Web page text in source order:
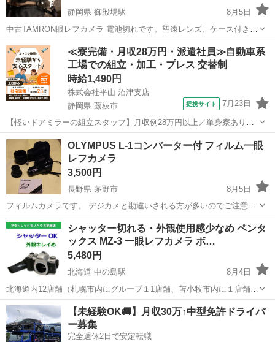
静岡県 御殿場駅
8月5日
中古TAMRON眼レフカメラ 電池切れです。望遠レンズ、ケース付きで
す。 こちらはフィルムカメラです。 その他特徴...ジャンク
静岡 御殿場市 御殿場駅 カメラ ジャンク品
≪寮完備・月収28万円・派遣社員≫自動車系
工場での組立・加工・プレス 交替制
時給1,490円
株式会社平山 沼津支店
静岡県 藤枝市
提携サイト 7月23日
【軽いドアミラーの組立スタッフ】月収例28万円以上／単身寮あり／
年間休日121日／初めてさんも安心のカンタン作業 【未経験歓迎】軽
いドアミラーの組立スタッフ｜新設のキレイな工場◎男女活躍中！ 大
手自動車部品メーカーの新設工...
静岡 藤枝市
OLYMPUS L-1コンバーター付 フィルム一眼
レフカメラ
3,500円
長野県 茅野市
8月5日
フィルムカメラです。 デジカメと勘違いされる方が多いのでご注意く
ださい。 外観に傷が多少ありますが、動作に問題ありません。 ケース
は経年劣化による傷みがあります。 問い合わせして来たにも関わらず
返信が途絶えてしまう方、性別...
長野 茅野市 カメラ コンバーター
シャッター切れる・外観使用感少なめ ペンタ
ックス MZ-3 一眼レフカメラ ボ…
5,480円
北海道 中の島駅
8月4日
北海道内12店舗（札幌市内にグループ１1店舗、苫小牧市内に１店舗）
総合リサイクルショップ ★ユーズドグッズマーケット★ アウトレット
モノハウス平岸店です。 PayPay(ペイペイ)支払い対応！ --------...
北海道 札幌市 中の島駅 カメラ ペイペイ
【未経験OK🚚】月収30万↑中型免許ドライバ
ー募集
完全週休2日で安定転職